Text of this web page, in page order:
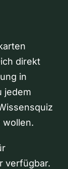
direkt
in
jedem
wollen.
verfügbar.